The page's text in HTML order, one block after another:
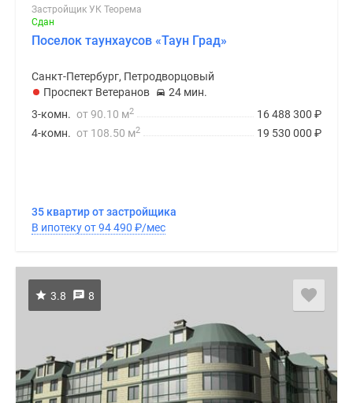
Застройщик УК Теорема
Сдан
Поселок таунхаусов «Таун Град»
Санкт-Петербург, Петродворцовый
Проспект Ветеранов
24 мин.
16 488 300 ₽
3-комн. от 90.10 м2
19 530 000 ₽
4-комн. от 108.50 м2
35 квартир от застройщика
В ипотеку от 94 490 ₽/мес
3.8 8